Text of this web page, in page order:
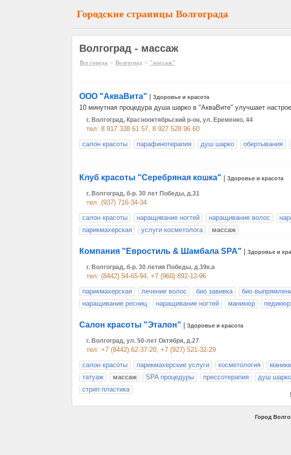
Городские страницы Волгограда
Волгоград - массаж
Все города » Волгоград » "массаж"
ООО "АкваВита" Здоровье и красота
10 минутная процедура душа шарко в "АкваВите" улучшает
г. Волгоград, Краснооктябрьский р-он, ул. Еременко, 44
тел: 8 917 338 61 57, 8 927 528 96 60
салон красоты
парафинотерапия душ шарко обертывания
Клуб красоты "Серебряная кошка" Здоровье и красота
г. Волгоград, б-р. 30 лет Победы, д.31
тел: (937) 716-34-34
салон красоты
наращивание ногтей наращивание волос
парикмахерская
услуги косметолога массаж
Компания "Евростиль & Шамбала SPA" Здоровье и
г. Волгоград, б-р. 30 летия Победы, д.39к.а
тел: (8442) 54-65-94, +7 (960) 892-12-96
парикмахерская
лечение волос био завивка био
наращивание ресниц
наращивание ногтей маникюр педикюр
Cалон красоты "Эталон" Здоровье и красота
г. Волгоград, ул. 50-лет Октября, д.27
тел: +7 (8442) 62-37-20, +7 (927) 521-32-29
салон красоты
парикмахерские услуги косметология
татуаж
массаж SPA процедуры прессотерапия душ шарко
стрип пластика
Город